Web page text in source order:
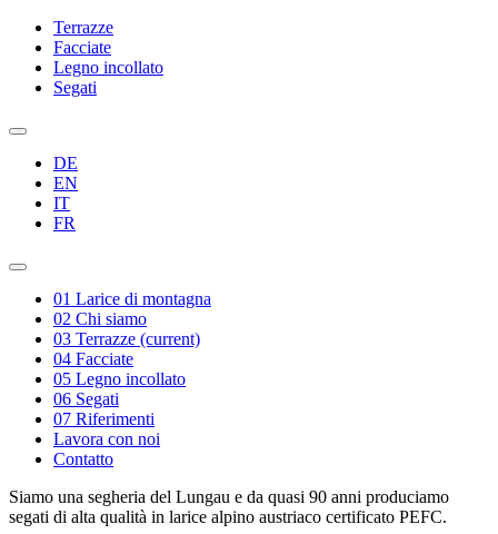
Terrazze
Facciate
Legno incollato
Segati
DE
EN
IT
FR
01 Larice di montagna
02 Chi siamo
03 Terrazze (current)
04 Facciate
05 Legno incollato
06 Segati
07 Riferimenti
Lavora con noi
Contatto
Siamo una segheria del Lungau e da quasi 90 anni produciamo
segati di alta qualità in larice alpino austriaco certificato PEFC.